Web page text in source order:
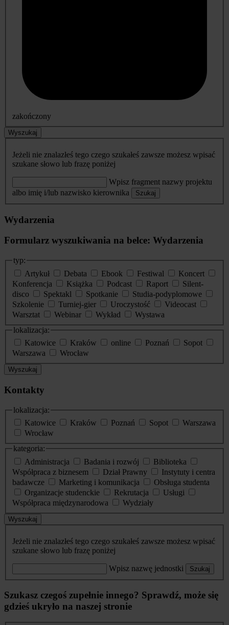
zakończony
Wyszukaj
Jeżeli nie znalazłeś tego czego szukałeś zawsze możesz wpisać
szukane słowo lub frazę poniżej
Wpisz fragment nazwy projektu
albo imię i/lub nazwisko kierownika
Szukaj
Wydarzenia
Formularz wyszukiwania na belce: Wydarzenia
typ:
Artykuł
Debata Ebook Festiwal
Koncert
Konferencja
Książka Podcast Raport
Silent-
disco
Spektakl Spotkanie
Studia-podyplomowe
Szkolenie
Turniej-gier Uroczystość
Videocast
Warsztat
Webinar Wykład
Wystawa
lokalizacja:
Katowice
Kraków online Poznań
Sopot
Warszawa
Wrocław
Wyszukaj
Kontakty
lokalizacja:
Katowice
Kraków Poznań Sopot
Warszawa
Wrocław
kategoria:
Administracja
Badania i rozwój
Biblioteka
Współpraca z biznesem
Dział Prawny
Instytuty i centra
badawcze
Marketing i komunikacja
Obsługa studenta
Organizacje studenckie
Rekrutacja
Usługi
Współpraca międzynarodowa
Wydziały
Wyszukaj
Jeżeli nie znalazłeś tego czego szukałeś zawsze możesz wpisać
szukane słowo lub frazę poniżej
Wpisz nazwę jednostki Szukaj
Szukasz czegoś zupełnie innego? Sprawdź, może się
gdzieś ukryło na naszej stronie